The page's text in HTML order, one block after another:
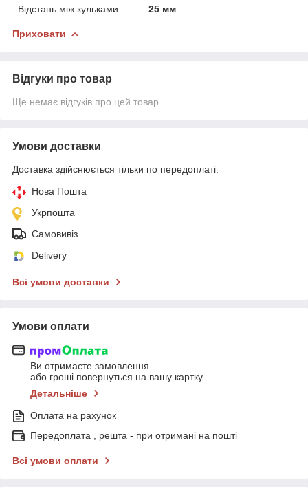
Відстань між кульками
25 мм
Приховати
Відгуки про товар
Ще немає відгуків про цей товар
Умови доставки
Доставка здійснюється тільки по передоплаті.
Нова Пошта
Укрпошта
Самовивіз
Delivery
Всі умови доставки
Умови оплати
Ви отримаєте замовлення
або гроші повернуться на вашу картку
Детальніше
Оплата на рахунок
Передоплата , решта - при отримані на пошті
Всі умови оплати